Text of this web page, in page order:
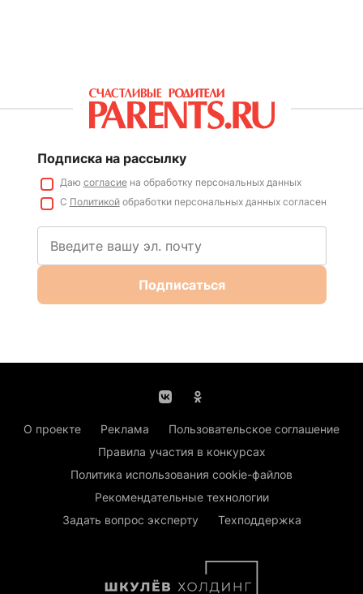
Подписка на рассылку
Даю согласиена обработку персональных данных
С Политикойобработки персональных данных согласен
Подписаться
О проекте Реклама
Пользовательское соглашение
Правила участия в конкурсах
Политика использования cookie-файлов
Рекомендательные технологии
Задать вопрос эксперту
Техподдержка